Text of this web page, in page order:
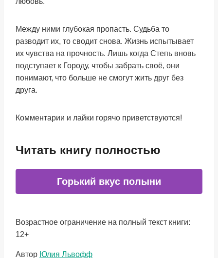
Между ними глубокая пропасть. Судьба то
разводит их, то сводит снова. Жизнь испытывает
их чувства на прочность. Лишь когда Степь вновь
подступает к Городу, чтобы забрать своё, они
понимают, что больше не смогут жить друг без
друга.
Комментарии и лайки горячо приветствуются!
Читать книгу полностью
Горький вкус полыни
Возрастное ограничение на полный текст книги:
12+
Метки
Автор Юлия Львофф